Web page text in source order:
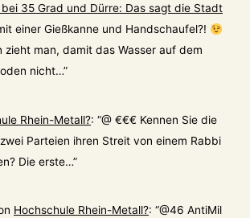
bei 35 Grad und Dürre: Das sagt die Stadt
einer Gießkanne und Handschaufel?!
zieht man, damit das Wasser auf dem
nicht…”
Rhein-Metall?: “@ €€€ Kennen Sie die
Parteien ihren Streit von einem Rabbi
Die erste…”
Hochschule Rhein-Metall?: “@46 AntiMil